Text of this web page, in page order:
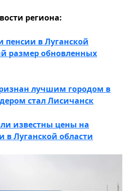
региона:
пенсии в Луганской
размер обновленных
лучшим городом в
стал Лисичанск
известны цены на
в Луганской области